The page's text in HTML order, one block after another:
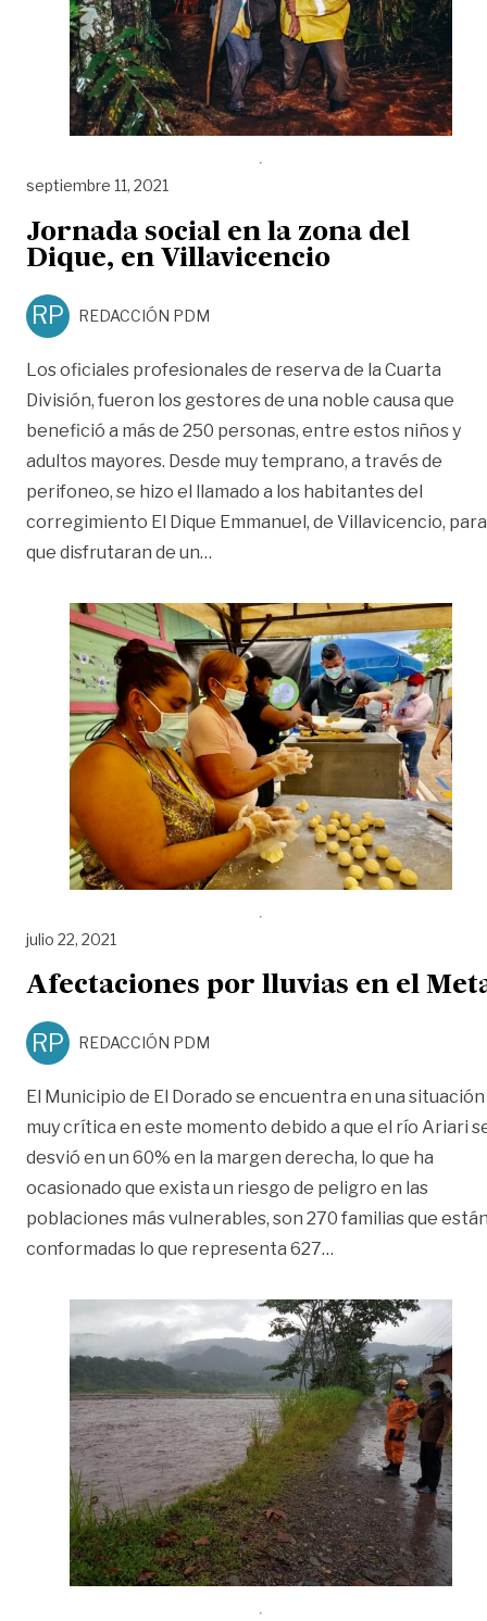
septiembre 11, 2021
Jornada social en la zona del
Dique, en Villavicencio
RP REDACCIÓN PDM
Los oficiales profesionales de reserva de la Cuarta
División, fueron los gestores de una noble causa que
benefició a más de 250 personas, entre estos niños y
adultos mayores. Desde muy temprano, a través de
perifoneo, se hizo el llamado a los habitantes del
corregimiento El Dique Emmanuel, de Villavicencio, para
que disfrutaran de un…
julio 22, 2021
Afectaciones por lluvias en el
RP REDACCIÓN PDM
El Municipio de El Dorado se encuentra en una situación
muy crítica en este momento debido a que el río Ariari
desvió en un 60% en la margen derecha, lo que ha
ocasionado que exista un riesgo de peligro en las
poblaciones más vulnerables, son 270 familias que
conformadas lo que representa 627…